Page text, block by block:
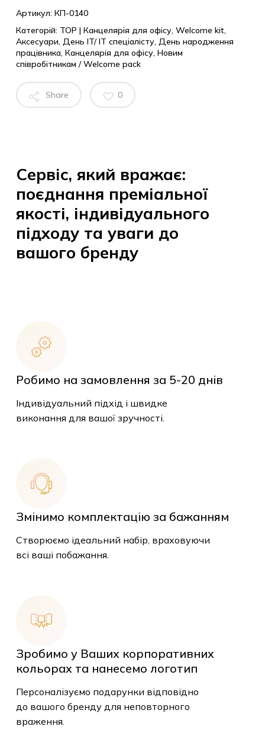
Артикул: КП-0140
Категорій: TOP | Канцелярія для офісу, Welcome kit,
Аксесуари, День IT/ IT спеціалісту, День народження
працівника, Канцелярія для офісу, Новим
співробітникам / Welcome pack
Share 0
Сервіс, який вражає:
поєднання преміальної
якості, індивідуального
підходу та уваги до
вашого бренду
Робимо на замовлення за 5-20 днів
Індивідуальний підхід і швидке
виконання для вашої зручності.
Змінимо комплектацію за бажанням
Створюємо ідеальний набір, враховуючи
всі ваші побажання.
Зробимо у Ваших корпоративних
кольорах та нанесемо логотип
Персоналізуємо подарунки відповідно
до вашого бренду для неповторного
враження.